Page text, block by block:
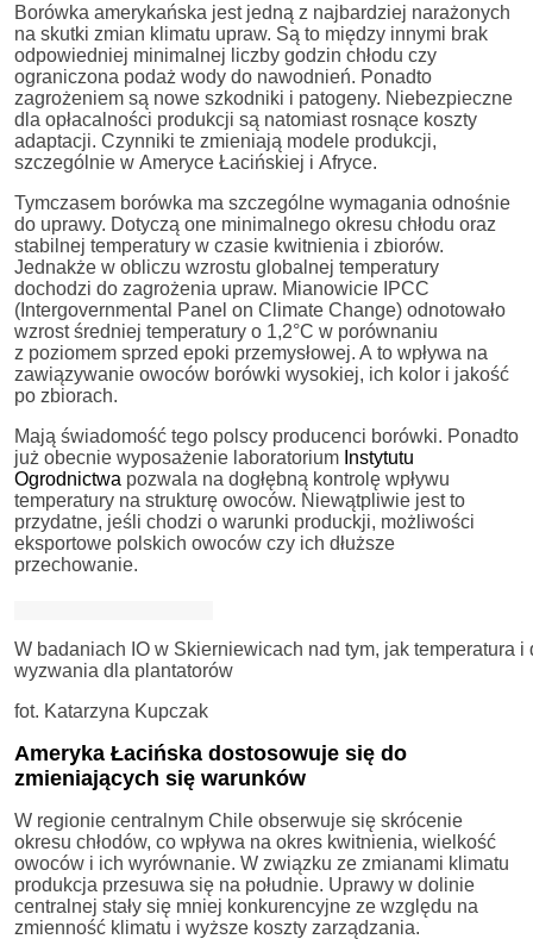
Borówka amerykańska jest jedną z najbardziej narażonych
na skutki zmian klimatu upraw. Są to między innymi brak
odpowiedniej minimalnej liczby godzin chłodu czy
ograniczona podaż wody do nawodnień. Ponadto
zagrożeniem są nowe szkodniki i patogeny. Niebezpieczne
dla opłacalności produkcji są natomiast rosnące koszty
adaptacji. Czynniki te zmieniają modele produkcji,
szczególnie w Ameryce Łacińskiej i Afryce.
Tymczasem borówka ma szczególne wymagania odnośnie
do uprawy. Dotyczą one minimalnego okresu chłodu oraz
stabilnej temperatury w czasie kwitnienia i zbiorów.
Jednakże w obliczu wzrostu globalnej temperatury
dochodzi do zagrożenia upraw. Mianowicie IPCC
(Intergovernmental Panel on Climate Change) odnotowało
wzrost średniej temperatury o 1,2°C w porównaniu
z poziomem sprzed epoki przemysłowej. A to wpływa na
zawiązywanie owoców borówki wysokiej, ich kolor i jakość
po zbiorach.
Mają świadomość tego polscy producenci borówki. Ponadto
już obecnie wyposażenie laboratorium Instytutu
Ogrodnictwa pozwala na dogłębną kontrolę wpływu
temperatury na strukturę owoców. Niewątpliwie jest to
przydatne, jeśli chodzi o warunki produckji, możliwości
eksportowe polskich owoców czy ich dłuższe
przechowanie.
W badaniach IO w Skierniewicach nad tym, jak temperatura
wyzwania dla plantatorów
fot. Katarzyna Kupczak
Ameryka Łacińska dostosowuje się do
zmieniających się warunków
W regionie centralnym Chile obserwuje się skrócenie
okresu chłodów, co wpływa na okres kwitnienia, wielkość
owoców i ich wyrównanie. W związku ze zmianami klimatu
produkcja przesuwa się na południe. Uprawy w dolinie
centralnej stały się mniej konkurencyjne ze względu na
zmienność klimatu i wyższe koszty zarządzania.